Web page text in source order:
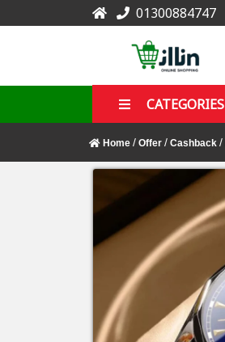
01300884747
CATEGORIES
Home / Offer / Cashback /